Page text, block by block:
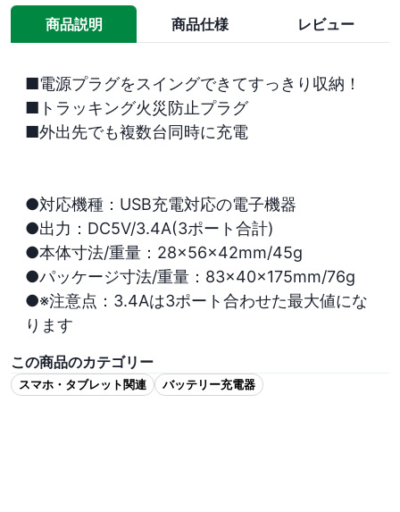
商品説明 商品仕様 レビュー
■電源プラグをスイングできてすっきり収納！
■トラッキング火災防止プラグ
■外出先でも複数台同時に充電
●対応機種：USB充電対応の電子機器
●出力：DC5V/3.4A(3ポート合計)
●本体寸法/重量：28×56×42mm/45g
●パッケージ寸法/重量：83×40×175mm/76g
●※注意点：3.4Aは3ポート合わせた最大値にな
ります
この商品のカテゴリー
スマホ・タブレット関連 バッテリー充電器